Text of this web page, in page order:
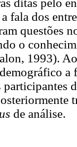
fala dos
questões
o
1993).
a
participantes
de análise.